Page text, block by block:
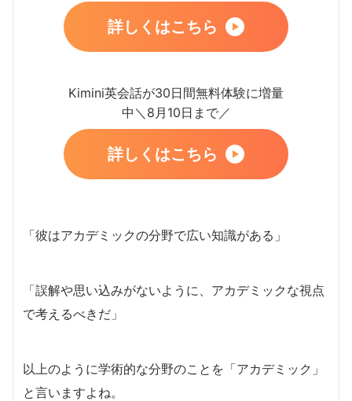
詳しくはこちら
Kimini英会話が30日間無料体験に増量
中＼8月10日まで／
詳しくはこちら
「彼はアカデミックの分野で広い知識がある」
「誤解や思い込みがないように、アカデミックな視点
で考えるべきだ」
以上のように学術的な分野のことを「アカデミック」
と言いますよね。